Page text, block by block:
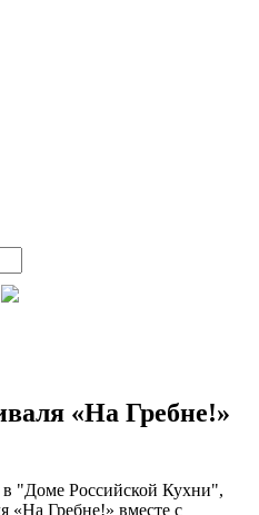
«На Гребне!»
"Доме Российской Кухни",
«На Гребне!» вместе c